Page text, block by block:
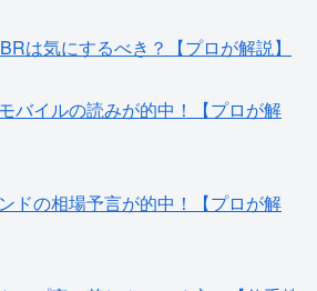
は気にするべき？【プロが解説】
バイルの読みが的中！【プロが解
ドの相場予言が的中！【プロが解